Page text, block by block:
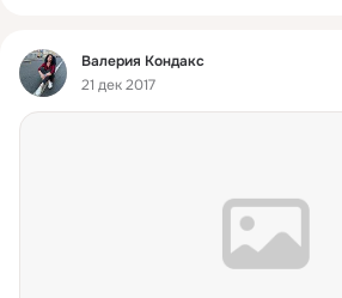
Фид
Валерия Кондакс
21 дек 2017